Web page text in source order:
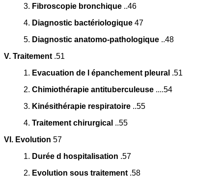
3. Fibroscopie bronchique ..46
4. Diagnostic bactériologique 47
5. Diagnostic anatomo-pathologique ..48
V. Traitement .51
1. Evacuation de l épanchement pleural .51
2. Chimiothérapie antituberculeuse ....54
3. Kinésithérapie respiratoire ..55
4. Traitement chirurgical ..55
VI. Evolution 57
1. Durée d hospitalisation .57
2. Evolution sous traitement .58